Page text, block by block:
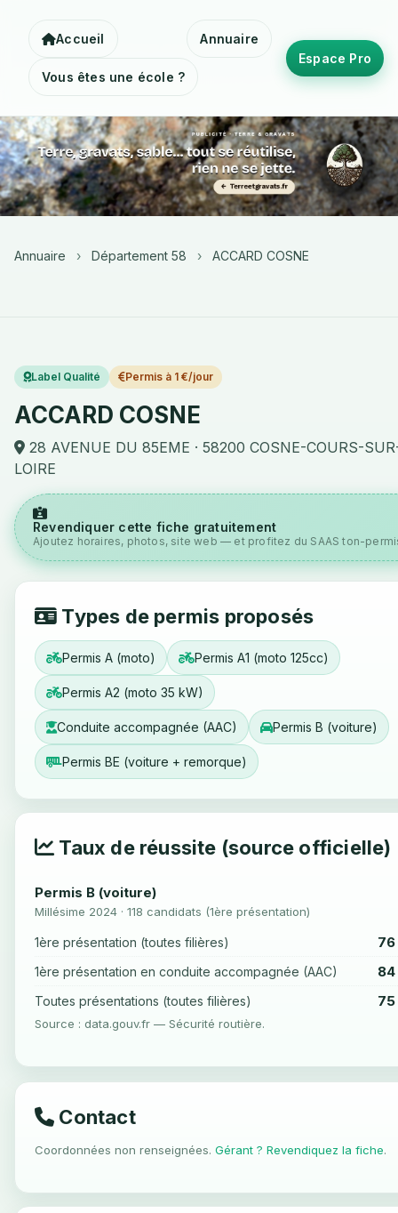
Accueil Annuaire
Vous êtes une école ?
Espace Pro
Annuaire › Département 58 › ACCARD COSNE
Label Qualité Permis à 1 €/jour
ACCARD COSNE
28 AVENUE DU 85EME · 58200 COSNE-COURS-
LOIRE
Revendiquer cette fiche gratuitement
Ajoutez horaires, photos, site web — et profitez du SAAS ton-
Types de permis proposés
Permis A (moto) Permis A1 (moto 125cc)
Permis A2 (moto 35 kW)
Conduite accompagnée (AAC) Permis B (voiture)
Permis BE (voiture + remorque)
Taux de réussite (source officielle)
Permis B (voiture)
Millésime 2024 · 118 candidats (1ère présentation)
1ère présentation (toutes filières) 76
1ère présentation en conduite accompagnée (AAC) 84
Toutes présentations (toutes filières) 75
Source : data.gouv.fr — Sécurité routière.
Contact
Coordonnées non renseignées. Gérant ? Revendiquez la fiche.